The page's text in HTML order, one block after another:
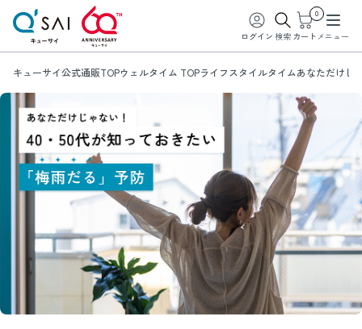
ログイン 検索
0
カート メニュー
キューサイ公式通販TOPウェルタイム TOPライフスタイルタイムあなただけじ